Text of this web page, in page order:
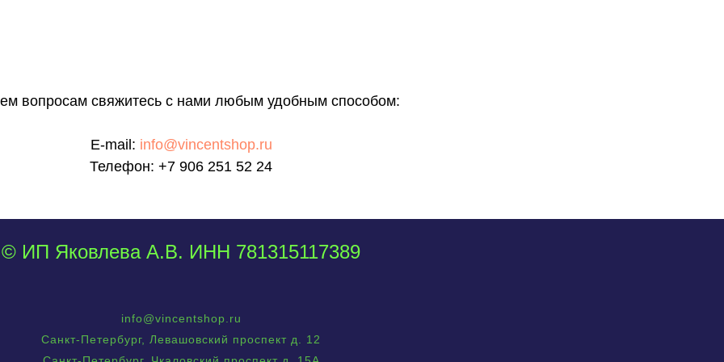
вопросам свяжитесь с нами любым удобным способом:
E-mail: info@vincentshop.ru
Телефон: +7 906 251 52 24
© ИП Яковлева А.В. ИНН 781315117389
info@vincentshop.ru
Санкт-Петербург, Левашовский проспект д. 12